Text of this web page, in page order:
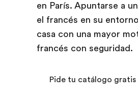
en París. Apuntarse a
el francés en su
casa con una mayor
francés con seguridad.
Pide tu catálogo gratis